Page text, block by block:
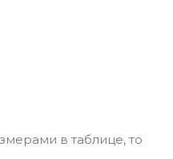
в таблице, то